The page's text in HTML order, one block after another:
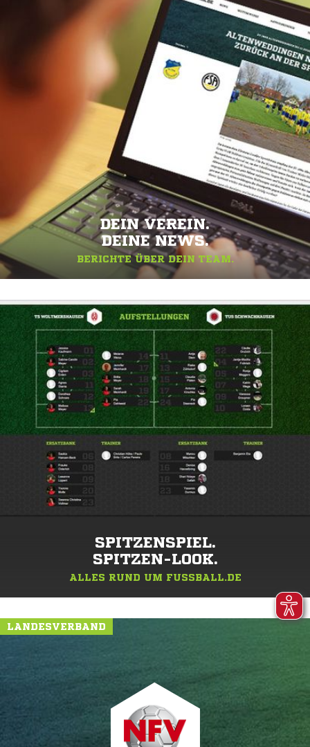
DEIN VEREIN.
DEINE NEWS.
BERICHTE ÜBER DEIN TEAM.
SPITZENSPIEL.
SPITZEN-LOOK.
ALLES RUND UM FUSSBALL.DE
LANDESVERBAND